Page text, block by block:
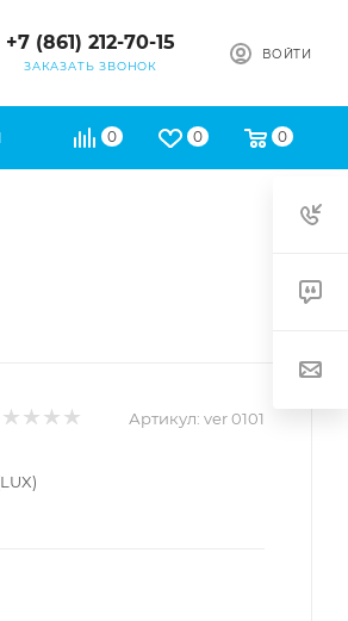
+7 (861) 212-70-15
ЗАКАЗАТЬ ЗВОНОК
ВОЙТИ
0 0 0
Артикул: ver 0101